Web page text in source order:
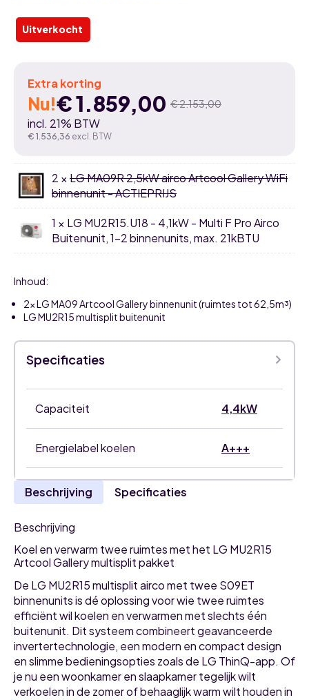
Uitverkocht
Extra korting
Nu! €2.153,00
Oorspronkelijke
prijs
was:
€ 2.153,00.
€1.859,00
Huidige
prijs
is:
€ 1.859,00.
incl. 21% BTW
€ 1.536,36 excl. BTW
2 ×LG MA09R 2,5kW airco Artcool Gallery WiFi
binnenunit - ACTIEPRIJS
1 × LG MU2R15.U18 - 4,1kW - Multi F Pro Airco
Buitenunit, 1-2 binnenunits, max. 21kBTU
Inhoud:
2x LGMA09 Artcool Gallerybinnenunit (ruimtes tot 62,5m³)
LG MU2R15 multisplit buitenunit
Specificaties
Capaciteit 4,4kW
Energielabel koelen A+++
Beschrijving Specificaties
Beschrijving
Koel en verwarm twee ruimtes met het LG MU2R15
Artcool Gallery multisplit pakket
De LG MU2R15 multisplit airco met twee S09ET
binnenunits is dé oplossing voor wie twee ruimtes
efficiënt wil koelen en verwarmen met slechts één
buitenunit. Dit systeem combineert geavanceerde
invertertechnologie, een modern en compact design
en slimme bedieningsopties zoals de LG ThinQ-app. Of
je nu een woonkamer en slaapkamer tegelijk wilt
verkoelen in de zomer of behaaglijk warm wilt houden in